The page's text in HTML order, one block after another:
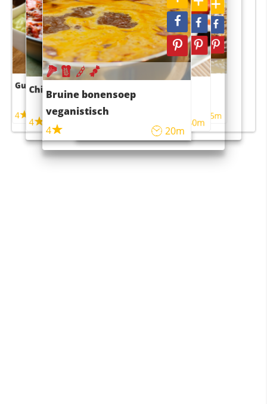
Guacamole
4
Chili con carne
4 45m
Bruine bonensoep
veganistisch
4
20m
Sushi rijstsalade
maaltijdsalade
40m
4 55m